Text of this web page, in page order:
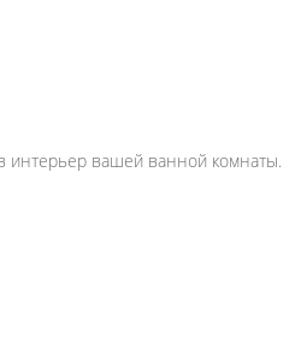
интерьер вашей ванной комнаты.